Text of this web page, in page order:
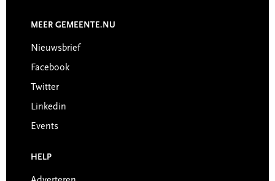
MEER GEMEENTE.NU
Nieuwsbrief
Facebook
Twitter
Linkedin
Events
HELP